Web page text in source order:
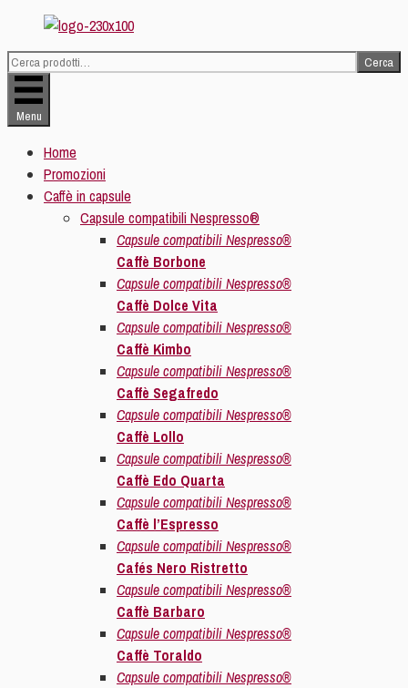
al
contenuto
Cerca: Cerca
Menu
Home
Promozioni
Caffè in capsule
Capsule compatibili Nespresso®
Capsule compatibili Nespresso®
Caffè Borbone
Capsule compatibili Nespresso®
Caffè Dolce Vita
Capsule compatibili Nespresso®
Caffè Kimbo
Capsule compatibili Nespresso®
Caffè Segafredo
Capsule compatibili Nespresso®
Caffè Lollo
Capsule compatibili Nespresso®
Caffè Edo Quarta
Capsule compatibili Nespresso®
Caffè l’Espresso
Capsule compatibili Nespresso®
Cafés Nero Ristretto
Capsule compatibili Nespresso®
Caffè Barbaro
Capsule compatibili Nespresso®
Caffè Toraldo
Capsule compatibili Nespresso®